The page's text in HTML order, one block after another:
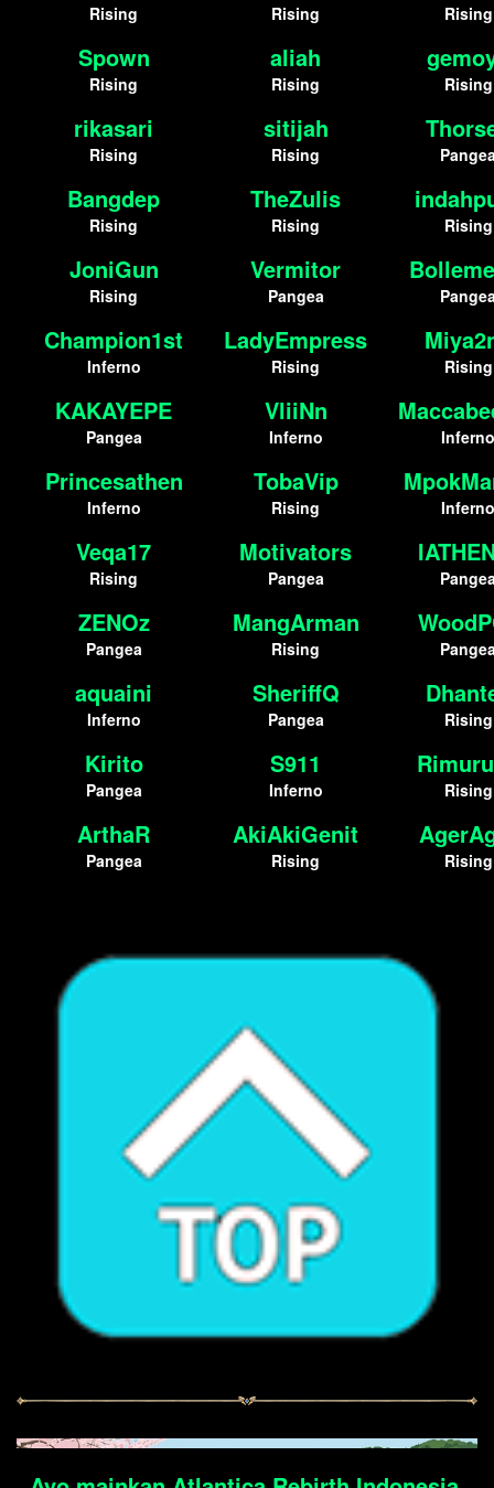
Rising Rising Rising
Spown
Rising
aliah
Rising Rising
rikasari
Rising
sitijah
Rising
Bangdep
Rising
TheZulis
Rising Rising
JoniGun
Rising
Vermitor
Pangea
Champion1st
Inferno
LadyEmpress
Rising Rising
KAKAYEPE
Pangea
VliiNn
Inferno Inferno
Princesathen
Inferno
TobaVip
Rising Inferno
Veqa17
Rising
Motivators
Pangea
ZENOz
Pangea
MangArman
Rising
aquaini
Inferno
SheriffQ
Pangea Rising
Kirito
Pangea
S911
Inferno Rising
ArthaR
Pangea
AkiAkiGenit
Rising Rising